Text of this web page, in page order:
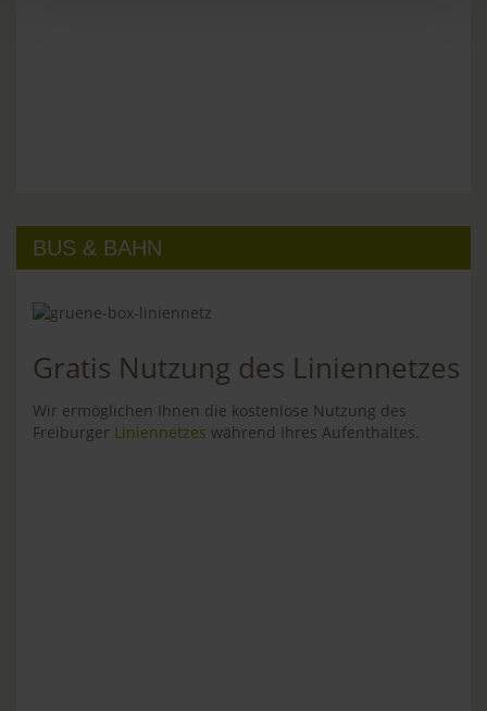
BUS & BAHN
Gratis Nutzung des Liniennetzes
Wir ermöglichen Ihnen die kostenlose Nutzung des
Freiburger Liniennetzes während Ihres Aufenthaltes.